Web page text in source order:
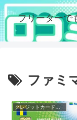
フリーターで
ファミ